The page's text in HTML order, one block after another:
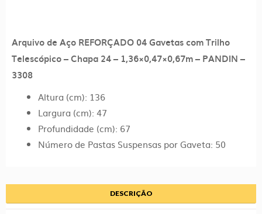
Chapa
24
–
PANDIN
-
3308
Arquivo de Aço REFORÇADO 04 Gavetas com Trilho
Telescópico – Chapa 24 – 1,36×0,47×0,67m – PANDIN –
3308
Altura (cm): 136
Largura (cm): 47
Profundidade (cm): 67
Número de Pastas Suspensas por Gaveta: 50
DESCRIÇÃO